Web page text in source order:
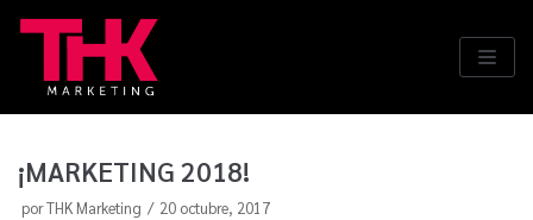
Saltar
contenido
¡MARKETING 2018!
porTHK Marketing 20 octubre, 2017